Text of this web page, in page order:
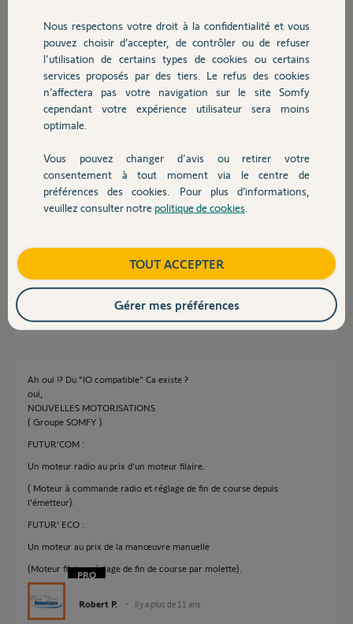
Chauffage
Autres produits
Devis avec un pro
Contact
Réponses
Bonjour,
Pouvez vous donner la référence de votre moteur "Futurcom" ?
Robert P.
Vous n'avez pas le droit d'appeler vos volets futurcom comme étant du
somfy. Les moteurs ftuturcom sont les moteurs de chez FUTUROL dont
somfy, ils sont IO tout de même....)
Sébastien L. il y a plus de 11 ans
Ah oui !? Du "IO compatible" Ca existe ?
oui,
NOUVELLES MOTORISATIONS
( Groupe SOMFY )
FUTUR’COM :
Un moteur radio au prix d’un moteur filaire.
( Moteur à commande radio et réglage de fin de course depuis
l’émetteur).
FUTUR’ ECO :
Un moteur au prix de la manœuvre manuelle
(Moteur filaire, réglage de fin de course par molette).
Robert P. il y a plus de 11 ans
Nous respectons votre droit à la confidentialité et vous
pouvez choisir d’accepter, de contrôler ou de refuser
l'utilisation de certains types de cookies ou certains
services proposés par des tiers. Le refus des cookies
n’affectera pas votre navigation sur le site Somfy
cependant votre expérience utilisateur sera moins
optimale.
Vous pouvez changer d'avis ou retirer votre
consentement à tout moment via le centre de
préférences des cookies. Pour plus d’informations,
veuillez consulter notre politique de cookies
TOUT ACCEPTER
Gérer mes préférences